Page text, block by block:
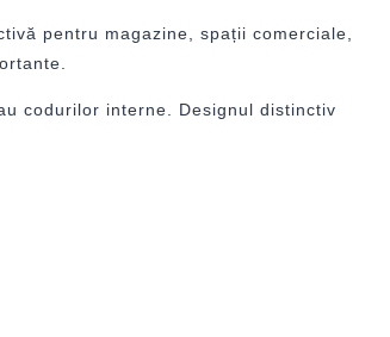
pentru magazine, spații comerciale,
codurilor interne. Designul distinctiv